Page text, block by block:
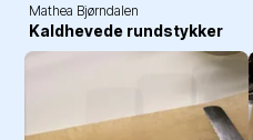
Mathea Bjørndalen
Kaldhevede rundstykker